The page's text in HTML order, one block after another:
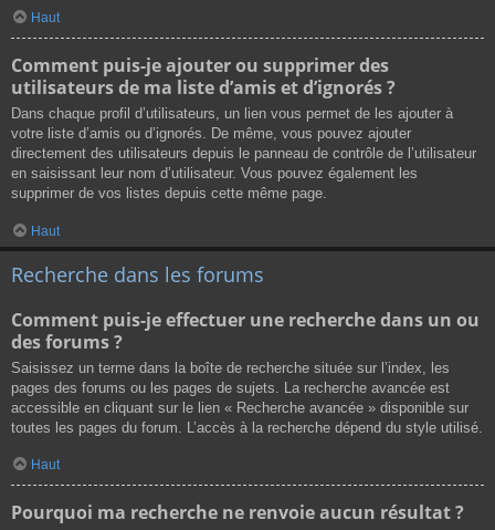
Haut
Comment puis-je ajouter ou supprimer des
utilisateurs de ma liste d’amis et d’ignorés ?
Dans chaque profil d’utilisateurs, un lien vous permet de les ajouter à
votre liste d’amis ou d’ignorés. De même, vous pouvez ajouter
directement des utilisateurs depuis le panneau de contrôle de l’utilisateur
en saisissant leur nom d’utilisateur. Vous pouvez également les
supprimer de vos listes depuis cette même page.
Haut
Recherche dans les forums
Comment puis-je effectuer une recherche dans un ou
des forums ?
Saisissez un terme dans la boîte de recherche située sur l’index, les
pages des forums ou les pages de sujets. La recherche avancée est
accessible en cliquant sur le lien « Recherche avancée » disponible sur
toutes les pages du forum. L’accès à la recherche dépend du style utilisé.
Haut
Pourquoi ma recherche ne renvoie aucun résultat ?